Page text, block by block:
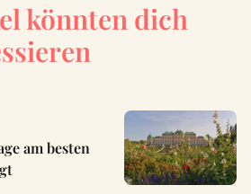
könnten dich
am besten